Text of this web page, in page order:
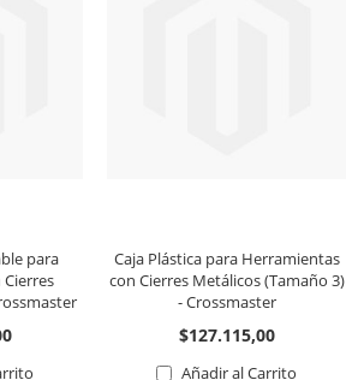
para
Caja Plástica para Herramientas
con Cierres Metálicos (Tamaño 3)
- Crossmaster
$127.115,00
Añadir al Carrito